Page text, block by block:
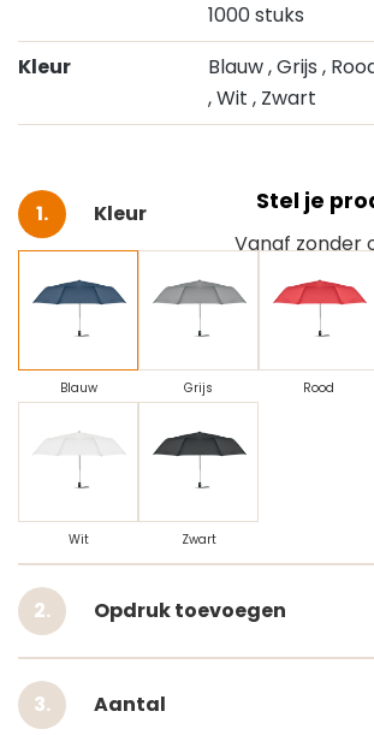
1000 stuks
Kleur
Blauw, Grijs ,
, Wit , Zwart
Stel je
Vanaf zonder
Selecteer
Kleur
Blauw Grijs Rood
Wit Zwart
Opdruk toevoegen
Aantal